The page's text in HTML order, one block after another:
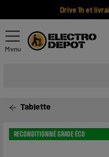
Drive 1h et
Menu
Tablette
RECONDITIONNÉ GRADE ÉCO